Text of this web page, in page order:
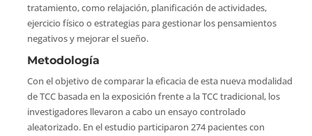
tratamiento, como relajación, planificación de actividades,
ejercicio físico o estrategias para gestionar los pensamientos
negativos y mejorar el sueño.
Metodología
Con el objetivo de comparar la eficacia de esta nueva modalidad
de TCC basada en la exposición frente a la TCC tradicional, los
investigadores llevaron a cabo un ensayo controlado
aleatorizado. En el estudio participaron 274 pacientes con